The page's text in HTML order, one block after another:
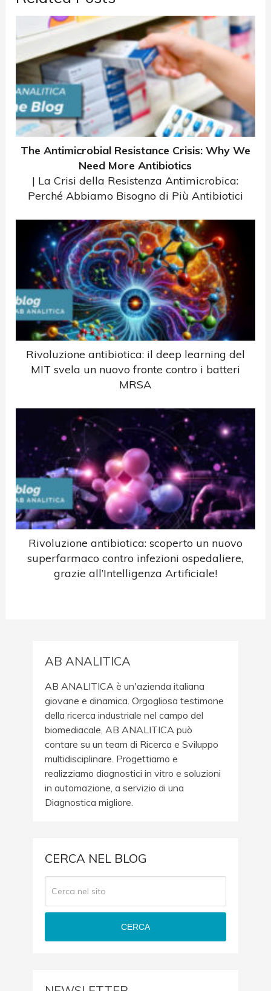
The Antimicrobial Resistance Crisis: Why We
Need More Antibiotics
| La Crisi della Resistenza Antimicrobica:
Perché Abbiamo Bisogno di Più Antibiotici
Rivoluzione antibiotica: il deep learning del
MIT svela un nuovo fronte contro i batteri
MRSA
Rivoluzione antibiotica: scoperto un nuovo
superfarmaco contro infezioni ospedaliere,
grazie all’Intelligenza Artificiale!
AB ANALITICA
AB ANALITICA è un'azienda italiana
giovane e dinamica. Orgogliosa testimone
della ricerca industriale nel campo del
biomediacale, AB ANALITICA può
contare su un team di Ricerca e Sviluppo
multidisciplinare. Progettiamo e
realizziamo diagnostici in vitro e soluzioni
in automazione, a servizio di una
Diagnostica migliore.
CERCA NEL BLOG
CERCA